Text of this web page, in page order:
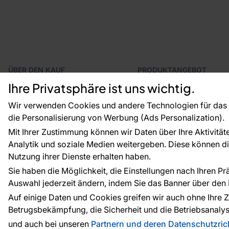
Ihre Privatsphäre ist uns wichtig.
Wir verwenden Cookies und andere Technologien für
die Personalisierung von Werbung (Ads Personalization).
Mit Ihrer Zustimmung können wir Daten über Ihre
Analytik und soziale Medien weitergeben. Diese können
Nutzung ihrer Dienste erhalten haben.
Sie haben die Möglichkeit, die Einstellungen nach Ihren
Auswahl jederzeit ändern, indem Sie das Banner über
Auf einige Daten und Cookies greifen wir auch ohne Ihre
Betrugsbekämpfung, die Sicherheit und die
und auch bei unseren Partnern und deren
ÜBER DEN KAUF
Versand und Bezahlung
Vertragsrücktritt
Reklamationsverfahren
Rücksendung von Waren
CE-Zertifizierung
Großhandel
Raumvisualisierung
PRODUKTANGEBOT
Fototapeten
Leiste
Dekoration
Selbstklebende Folien
Zubehör
Tapetenmuster
Zahlungsarten: Die Zahlungen